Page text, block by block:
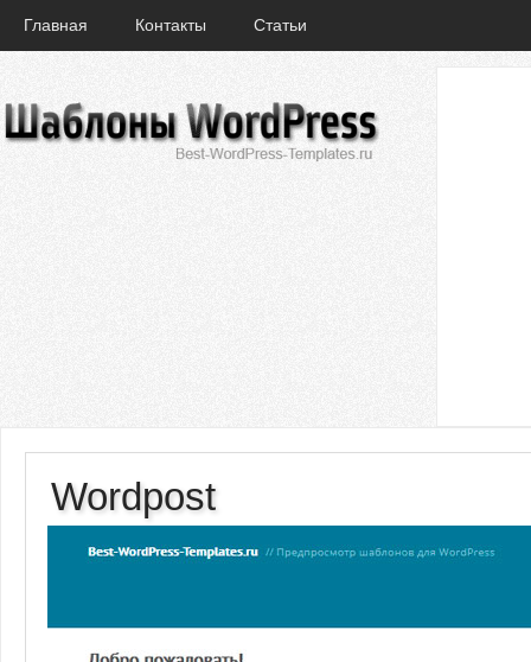
Главная Контакты Статьи
Wordpost